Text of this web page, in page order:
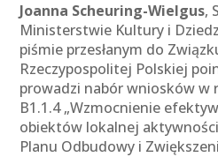
Joanna Scheuring-Wielgus,
Ministerstwie Kultury i
piśmie przesłanym do
Rzeczypospolitej Polskiej
prowadzi nabór wniosków w
B1.1.4 „Wzmocnienie
obiektów lokalnej
Planu Odbudowy i